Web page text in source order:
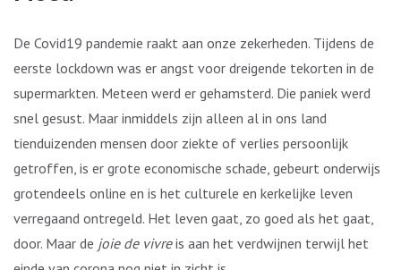
De Covid19 pandemie raakt aan onze zekerheden. Tijdens de
eerste lockdown was er angst voor dreigende tekorten in de
supermarkten. Meteen werd er gehamsterd. Die paniek werd
snel gesust. Maar inmiddels zijn alleen al in ons land
tienduizenden mensen door ziekte of verlies persoonlijk
getroffen, is er grote economische schade, gebeurt onderwijs
grotendeels online en is het culturele en kerkelijke leven
verregaand ontregeld. Het leven gaat, zo goed als het gaat,
door. Maar de joie de vivreis aan het verdwijnen terwijl het